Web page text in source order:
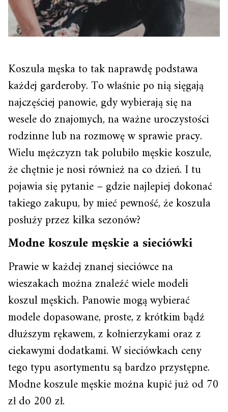
Koszula męska to tak naprawdę podstawa
każdej garderoby. To właśnie po nią sięgają
najczęściej panowie, gdy wybierają się na
wesele do znajomych, na ważne uroczystości
rodzinne lub na rozmowę w sprawie pracy.
Wielu mężczyzn tak polubiło męskie koszule,
że chętnie je nosi również na co dzień. I tu
pojawia się pytanie – gdzie najlepiej dokonać
takiego zakupu, by mieć pewność, że koszula
posłuży przez kilka sezonów?
Modne koszule męskie a sieciówki
Prawie w każdej znanej sieciówce na
wieszakach można znaleźć wiele modeli
koszul męskich. Panowie mogą wybierać
modele dopasowane, proste, z krótkim bądź
dłuższym rękawem, z kołnierzykami oraz z
ciekawymi dodatkami. W sieciówkach ceny
tego typu asortymentu są bardzo przystępne.
Modne koszule męskie można kupić już od 70
zł do 200 zł.